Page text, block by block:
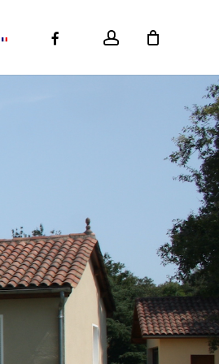
facebook account